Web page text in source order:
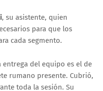
, su asistente, quien
para que los
cada segmento.
del equipo es el de
rumano presente. Cubrió,
toda la sesión. Su